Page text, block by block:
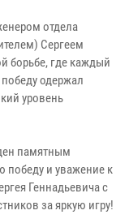
отдела
Сергеем
борьбе, где каждый
одержал
уровень
памятным
и уважение к
Геннадьевича с
за яркую игру!